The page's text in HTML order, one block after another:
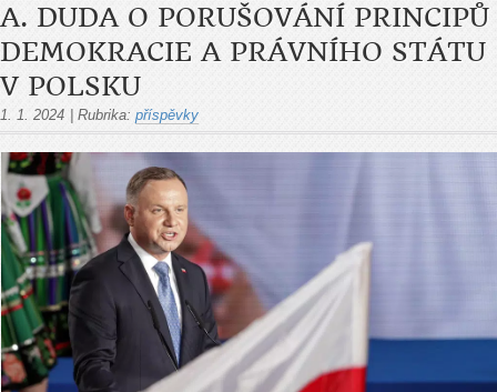
A. DUDA O PORUŠOVÁNÍ PRINCIPŮ
DEMOKRACIE A PRÁVNÍHO STÁTU
V POLSKU
1. 1. 2024 Rubrika: příspěvky